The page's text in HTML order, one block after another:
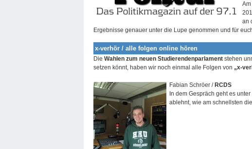
an
Ergebnisse genauer unter die Lupe genommen und für
x-verhör / alle folgen online hören
Die Wahlen zum neuen Studierendenparlament stehen
setzen könnt, haben wir noch einmal alle Folgen von „x-
Fabian Schröer / RCDS
In dem Gespräch geht es
ablehnt, wie am schnellsten